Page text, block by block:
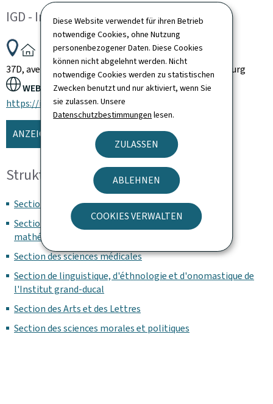
Diese Website verwendet für ihren Betrieb
notwendige Cookies, ohne Nutzung
personenbezogener Daten. Diese Cookies
können nicht abgelehnt werden. Nicht
notwendige Cookies werden zu statistischen
Zwecken benutzt und nur aktiviert, wenn Sie
sie zulassen. Unsere
Datenschutzbestimmungen lesen.
ZULASSEN
ABLEHNEN
COOKIES VERWALTEN
IGD - Institut grand-ducal
ADRESSE:
37D, avenue J.F. Kennedy
L-1855 Luxembourg
Luxembourg
WEBSITE:
https://igd.lu
ANZEIGE DER KARTE
Struktur und Organisation
Section historique
Section des sciences naturelles, physiques et
mathématiques
Section des sciences médicales
Section de linguistique, d'éthnologie et d'onomastique de
l'Institut grand-ducal
Section des Arts et des Lettres
Section des sciences morales et politiques